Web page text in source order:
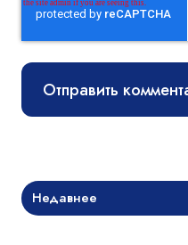
Недавнее